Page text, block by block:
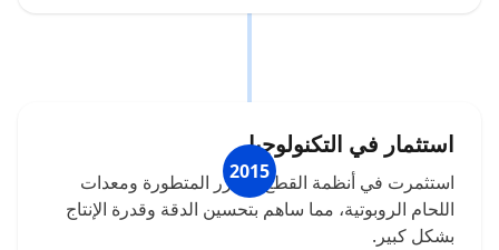
استثمار في التكنولوجيا
استثمرت في أنظمة القطع بالليزر المتطورة ومعدات
اللحام الروبوتية، مما ساهم بتحسين الدقة وقدرة الإنتاج
بشكل كبير.
2015